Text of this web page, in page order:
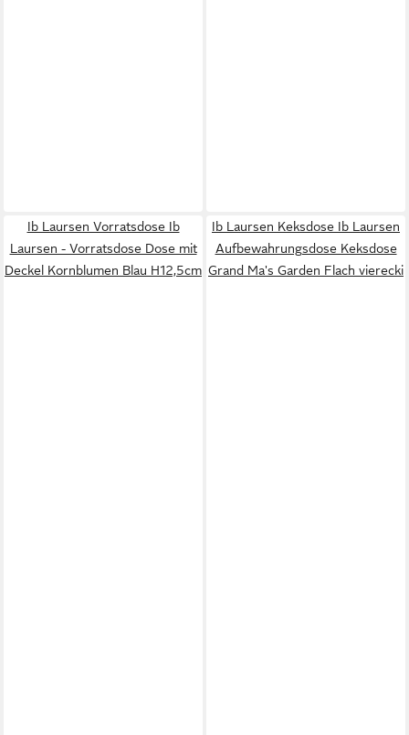
Ib Laursen Vorratsdose Ib
Laursen - Vorratsdose Dose mit
Deckel Kornblumen Blau H12,5cm
Ib Laursen Keksdose Ib Laursen
Aufbewahrungsdose Keksdose
Grand Ma's Garden Flach vierecki